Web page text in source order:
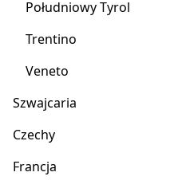
Południowy Tyrol
Trentino
Veneto
Szwajcaria
Czechy
Francja